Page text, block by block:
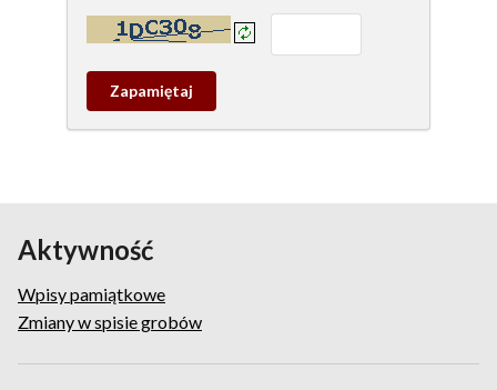
Kontrola - wprowadź tekst z obrazka:
Zapamietaj
wpis
Aktywność
Wpisy pamiątkowe
Zmiany w spisie grobów